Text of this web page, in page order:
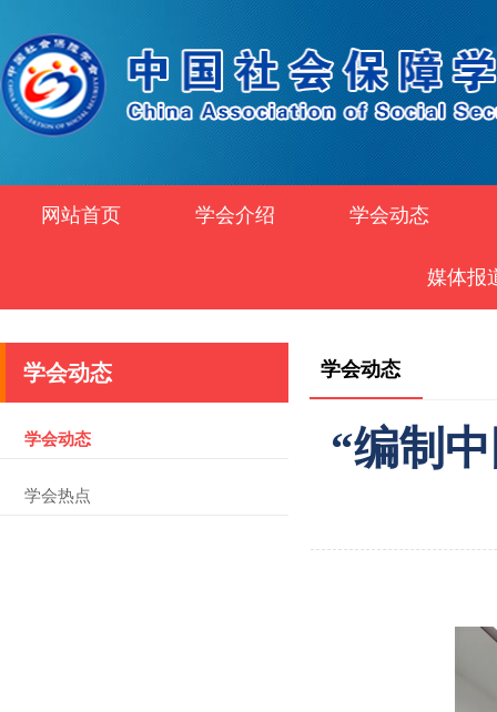
网站首页 学会介绍 学会动态
媒体报
学会动态
学会动态
学会热点
学会动态
“编制